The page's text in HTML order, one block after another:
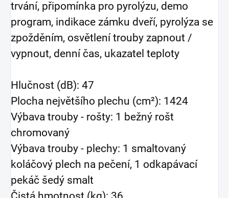
trvání, připomínka pro pyrolýzu, demo
program, indikace zámku dveří, pyrolýza se
zpožděním, osvětlení trouby zapnout /
vypnout, denní čas, ukazatel teploty
Hlučnost (dB): 47
Plocha největšího plechu (cm²): 1424
Výbava trouby - rošty: 1 bežný rošt
chromovaný
Výbava trouby - plechy: 1 smaltovaný
koláčový plech na pečení, 1 odkapávací
pekáč šedý smalt